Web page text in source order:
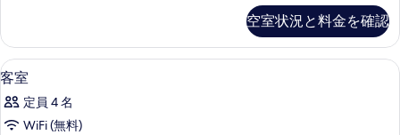
の
写
真
を
表
細
空室状況と料金を確認
客
室
の
高級寝具、セーフティボックス (室内
7
客室
定員 4 名
WiFi (無料)